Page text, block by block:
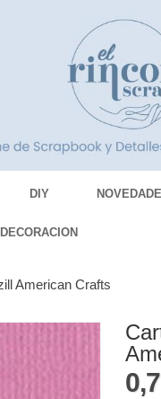
DIY
DECORACION
American Crafts